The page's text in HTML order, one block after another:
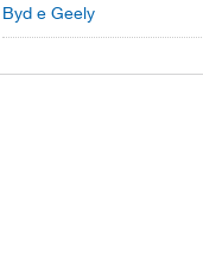
Byd e Geely